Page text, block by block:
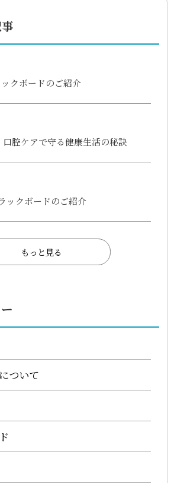
クボードのご紹介
腔ケアで守る健康生活の秘訣
ックボードのご紹介
もっと見る
ついて